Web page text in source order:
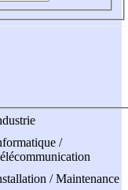
/
/ Maintenance